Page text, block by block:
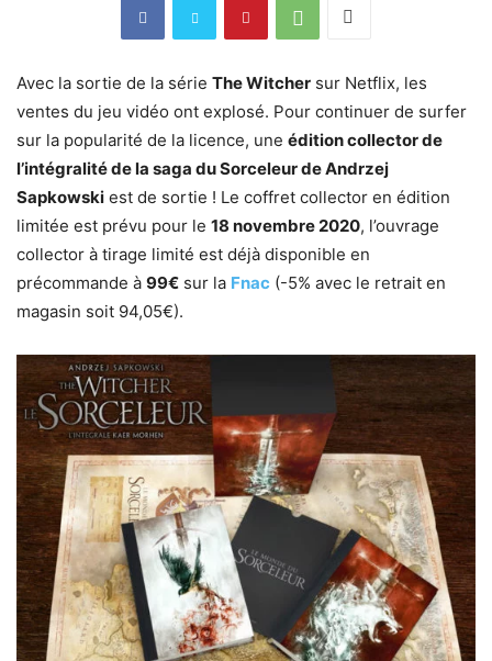
Avec la sortie de la série The Witcher sur Netflix, les
ventes du jeu vidéo ont explosé. Pour continuer de surfer
sur la popularité de la licence, une édition collector de
l’intégralité de la saga du Sorceleur de Andrzej
Sapkowski est de sortie ! Le coffret collector en édition
limitée est prévu pour le 18 novembre 2020, l’ouvrage
collector à tirage limité est déjà disponible en
précommande à 99€ sur la Fnac (-5% avec le retrait en
magasin soit 94,05€).